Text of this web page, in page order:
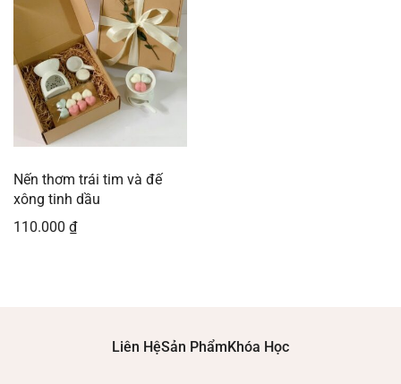
Nến thơm trái tim và đế
xông tinh dầu
110.000 ₫
Liên HệSản PhẩmKhóa Học